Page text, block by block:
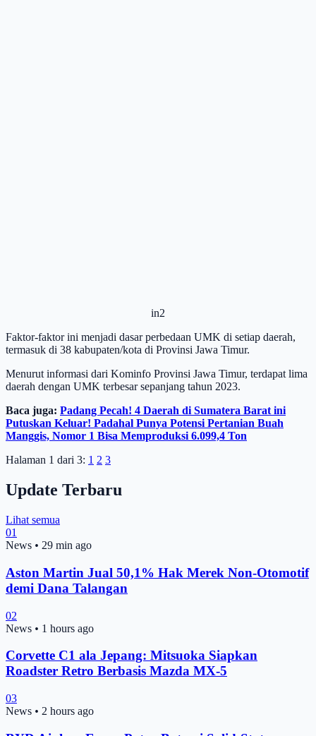
in2
Faktor-faktor ini menjadi dasar perbedaan UMK di setiap daerah,
termasuk di 38 kabupaten/kota di Provinsi Jawa Timur.
Menurut informasi dari Kominfo Provinsi Jawa Timur, terdapat lima
daerah dengan UMK terbesar sepanjang tahun 2023.
Baca juga: Padang Pecah! 4 Daerah di Sumatera Barat ini
Putuskan Keluar! Padahal Punya Potensi Pertanian Buah
Manggis, Nomor 1 Bisa Memproduksi 6.099,4 Ton
Halaman 1 dari 3: 1 2 3
Update Terbaru
Lihat semua
01
News • 29 min ago
Aston Martin Jual 50,1% Hak Merek Non-Otomotif
demi Dana Talangan
02
News • 1 hours ago
Corvette C1 ala Jepang: Mitsuoka Siapkan
Roadster Retro Berbasis Mazda MX-5
03
News • 2 hours ago